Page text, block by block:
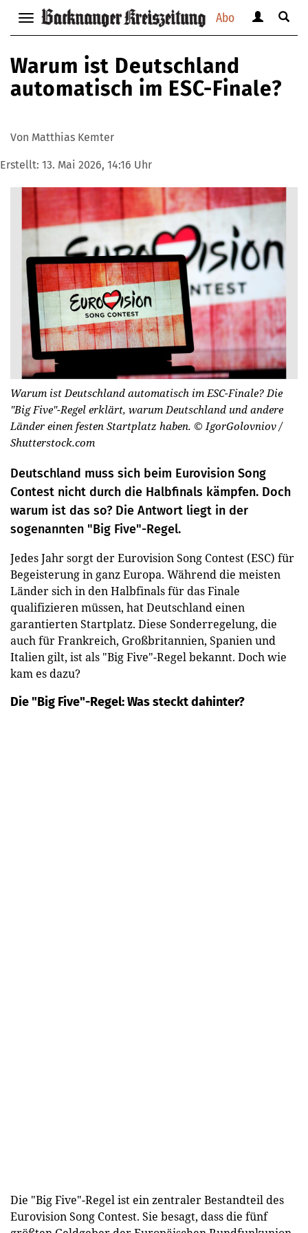
Abo
Navigation
anzeigen
verbergen
anzeigen
Suche
Warum ist Deutschland
automatisch im ESC-Finale?
Von Matthias Kemter
Erstellt: 13. Mai 2026, 14:16 Uhr
Warum ist Deutschland automatisch im ESC-Finale? Die
"Big Five"-Regel erklärt, warum Deutschland und andere
Länder einen festen Startplatz haben. © IgorGolovniov /
Shutterstock.com
Deutschland muss sich beim Eurovision Song
Contest nicht durch die Halbfinals kämpfen. Doch
warum ist das so? Die Antwort liegt in der
sogenannten "Big Five"-Regel.
Jedes Jahr sorgt der Eurovision Song Contest (ESC) für
Begeisterung in ganz Europa. Während die meisten
Länder sich in den Halbfinals für das Finale
qualifizieren müssen, hat Deutschland einen
garantierten Startplatz. Diese Sonderregelung, die
auch für Frankreich, Großbritannien, Spanien und
Italien gilt, ist als "Big Five"-Regel bekannt. Doch wie
kam es dazu?
Die "Big Five"-Regel: Was steckt dahinter?
Die "Big Five"-Regel ist ein zentraler Bestandteil des
Eurovision Song Contest. Sie besagt, dass die fünf